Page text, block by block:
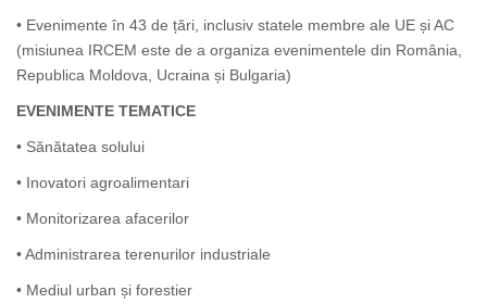
• Evenimente în 43 de țări, inclusiv statele membre ale UE și AC
(misiunea IRCEM este de a organiza evenimentele din România,
Republica Moldova, Ucraina și Bulgaria)
EVENIMENTE TEMATICE
• Sănătatea solului
• Inovatori agroalimentari
• Monitorizarea afacerilor
• Administrarea terenurilor industriale
• Mediul urban și forestier